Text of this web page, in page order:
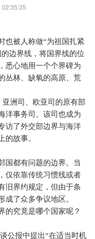
也被人称做“为祖国扎紧
边界线，将国界线的位
悉心地用一个个界碑为
丛林、缺氧的高原、荒
洲司、欧亚司的原有部
洋事务司。该司也成为
访了外交部边界与海洋
的故事。
国都有问题的边界。当
仅依靠传统习惯线或者
旧界约规定，但由于条
成了众多争议地区。
的究竟是哪个国家呢？
公报中提出“在适当时机